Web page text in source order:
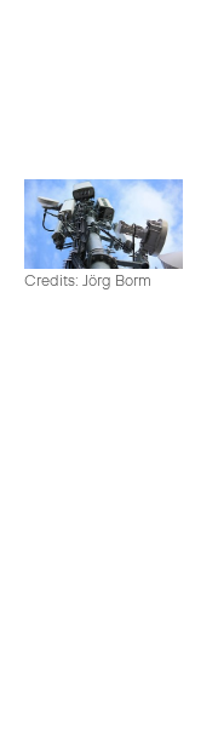
Credits: Jörg Borm